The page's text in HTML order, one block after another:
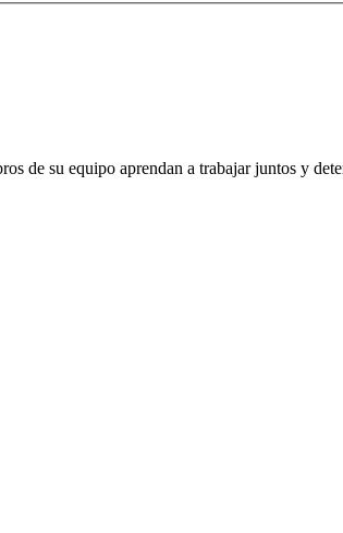
de su equipo aprendan a trabajar juntos y